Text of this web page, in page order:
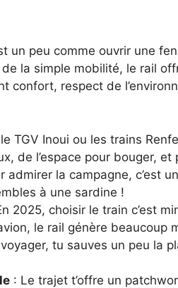
un peu comme ouvrir une
la simple mobilité, le rail
confort, respect de
TGV Inoui ou les trains
de l’espace pour bouger, et
la campagne, c’est
à une sardine !
2025, choisir le train c’est
le rail génère beaucoup
tu sauves un peu la
: Le trajet t’offre un